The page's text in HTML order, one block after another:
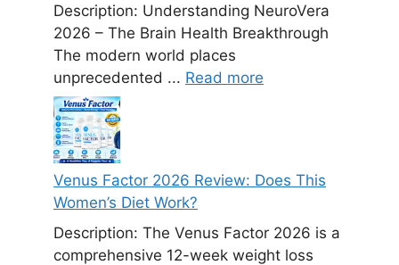
Description: Understanding NeuroVera
2026 – The Brain Health Breakthrough
The modern world places
unprecedented ... Read more
Venus Factor 2026 Review: Does This
Women’s Diet Work?
Description: The Venus Factor 2026 is a
comprehensive 12-week weight loss